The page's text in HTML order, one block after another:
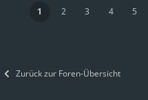
1 2 3 4 5
Zurück zur Foren-Übersicht